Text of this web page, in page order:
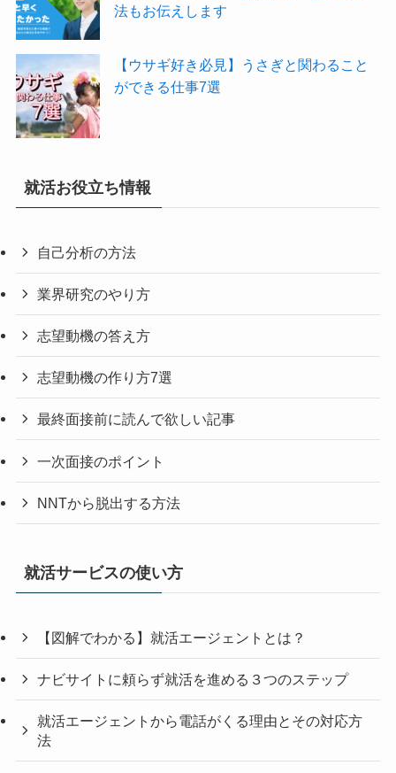
法もお伝えします
【ウサギ好き必見】うさぎと関わること
ができる仕事7選
就活お役立ち情報
自己分析の方法
業界研究のやり方
志望動機の答え方
志望動機の作り方7選
最終面接前に読んで欲しい記事
一次面接のポイント
NNTから脱出する方法
就活サービスの使い方
【図解でわかる】就活エージェントとは？
ナビサイトに頼らず就活を進める３つのステップ
就活エージェントから電話がくる理由とその対応方
法